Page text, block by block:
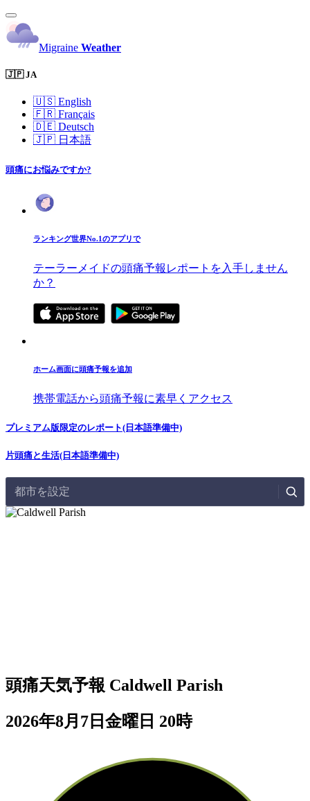
Migraine Weather
🇯🇵 JA
🇺🇸 English
🇫🇷 Français
🇩🇪 Deutsch
🇯🇵 日本語
頭痛にお悩みですか?
ランキング世界No.1のアプリで
テーラーメイドの頭痛予報レポートを入手しません
か？
ホーム画面に頭痛予報を追加
携帯電話から頭痛予報に素早くアクセス
プレミアム版限定のレポート(日本語準備中)
片頭痛と生活(日本語準備中)
都市を設定
頭痛天気予報 Caldwell Parish
2026年8月7日金曜日 20時